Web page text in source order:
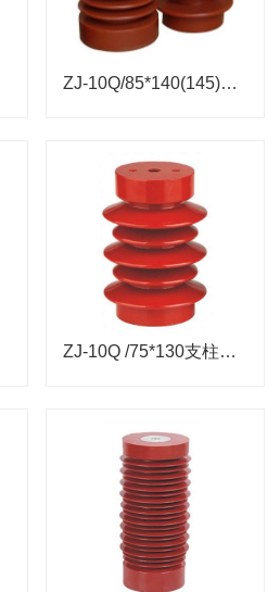
ZJ-10Q/85*140(145)支柱绝缘子
ZJ-10Q /75*130支柱绝缘子